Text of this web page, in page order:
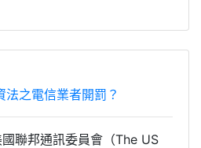
之電信業者開罰？
聯邦通訊委員會（The US